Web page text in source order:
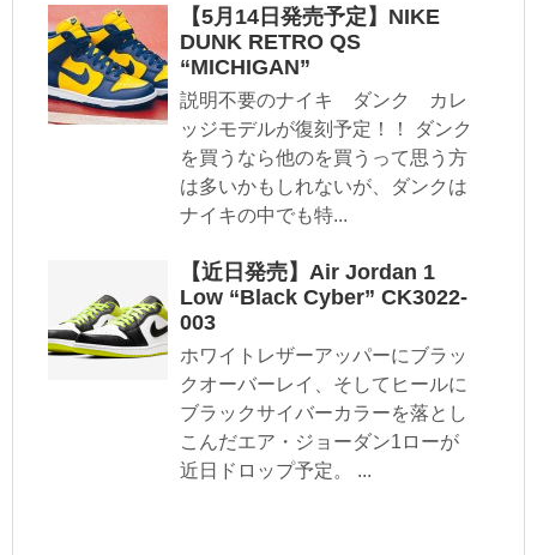
【5月14日発売予定】NIKE
DUNK RETRO QS
“MICHIGAN”
説明不要のナイキ ダンク カレ
ッジモデルが復刻予定！！ ダンク
を買うなら他のを買うって思う方
は多いかもしれないが、ダンクは
ナイキの中でも特...
【近日発売】Air Jordan 1
Low “Black Cyber” CK3022-
003
ホワイトレザーアッパーにブラッ
クオーバーレイ、そしてヒールに
ブラックサイバーカラーを落とし
こんだエア・ジョーダン1ローが
近日ドロップ予定。 ...